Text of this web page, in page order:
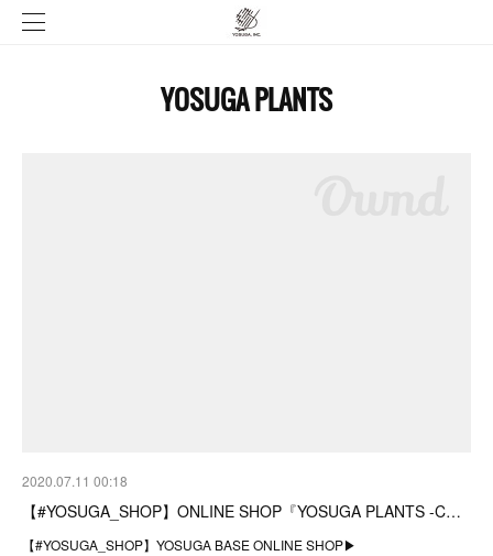
YOSUGA PLANTS
2020.07.11 00:18
【#YOSUGA_SHOP】ONLINE SHOP『YOSUGA PLANTS -C…
【#YOSUGA_SHOP】YOSUGA BASE ONLINE SHOP▶︎